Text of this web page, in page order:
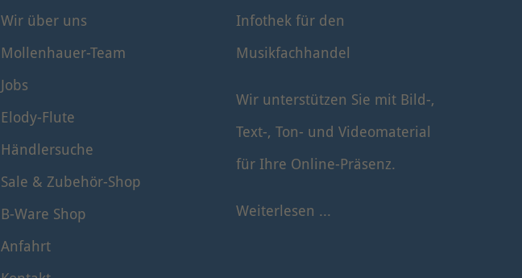
Wir über uns
Mollenhauer-Team
Jobs
Elody-Flute
Händlersuche
Sale & Zubehör-Shop
B-Ware Shop
Anfahrt
Infothek für den
Musikfachhandel
Wir unterstützen Sie mit Bild-,
Text-, Ton- und Videomaterial
für Ihre Online-Präsenz.
Weiterlesen ...